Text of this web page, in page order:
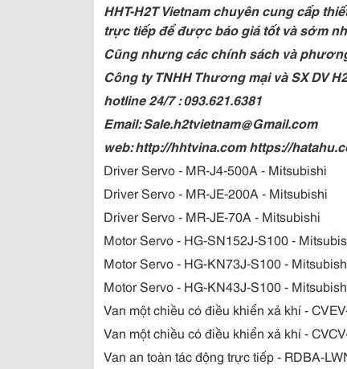
HHT-H2T Vietnam chuyên cung cấp
trực tiếp để được báo giá tốt và sớm
Cũng nhưng các chính sách và
Công ty TNHH Thương mại và SX DV
hotline 24/7 : 093.621.6381
Email: Sale.h2tvietnam@Gmail.com
web: http://hhtvina.com https://
Driver Servo - MR-J4-500A - Mitsubishi
Driver Servo - MR-JE-200A - Mitsubishi
Driver Servo - MR-JE-70A - Mitsubishi
Motor Servo - HG-SN152J-S100 -
Motor Servo - HG-KN73J-S100 -
Motor Servo - HG-KN43J-S100 -
Van một chiều có điều khiển xả khí -
Van một chiều có điều khiển xả khí -
Van an toàn tác động trực tiếp - RDBA-